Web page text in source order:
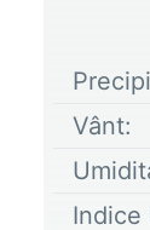
Vânt:
Indice